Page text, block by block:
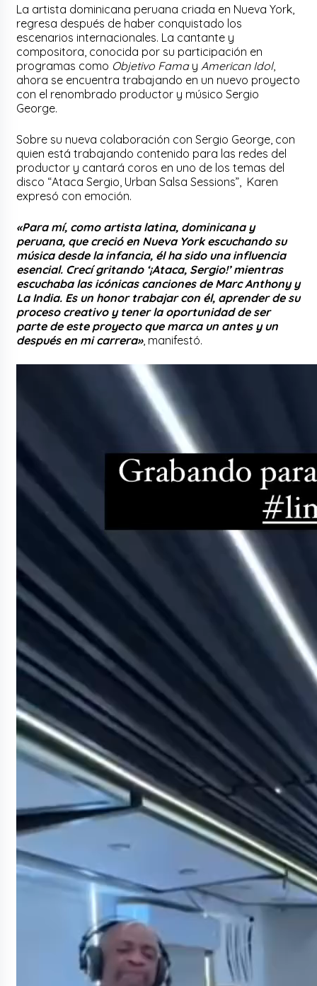
La artista dominicana peruana criada en Nueva York,
regresa después de haber conquistado los
escenarios internacionales. La cantante y
compositora, conocida por su participación en
programas como Objetivo Famay American Idol,
ahora se encuentra trabajando en un nuevo proyecto
con el renombrado productor y músico Sergio
George.
Sobre su nueva colaboración con Sergio George, con
quien está trabajando contenido para las redes del
productor y cantará coros en uno de los temas del
disco “Ataca Sergio, Urban Salsa Sessions”, Karen
expresó con emoción.
«Para mí, como artista latina, dominicana y
peruana, que creció en Nueva York escuchando su
música desde la infancia, él ha sido una influencia
esencial. Crecí gritando ‘¡Ataca, Sergio!’ mientras
escuchaba las icónicas canciones de Marc Anthony y
La India. Es un honor trabajar con él, aprender de su
proceso creativo y tener la oportunidad de ser
parte de este proyecto que marca un antes y un
después en mi carrera», manifestó.